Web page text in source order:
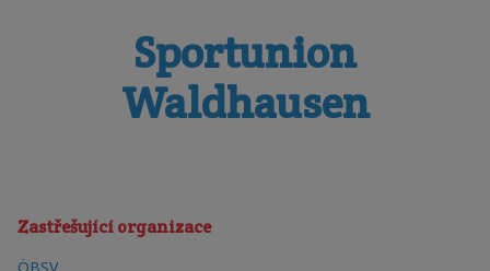
Sportunion
Waldhausen
Zastřešující organizace